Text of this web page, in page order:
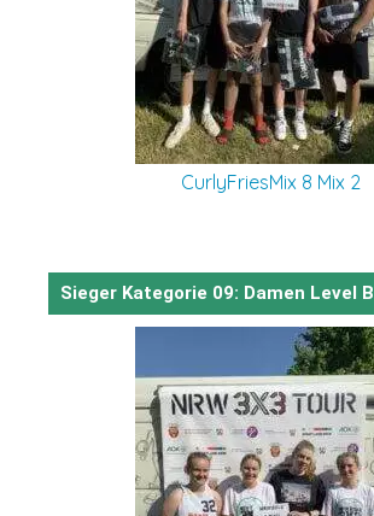
CurlyFriesMix 8 Mix 2
Sieger Kategorie 09: Damen Level B